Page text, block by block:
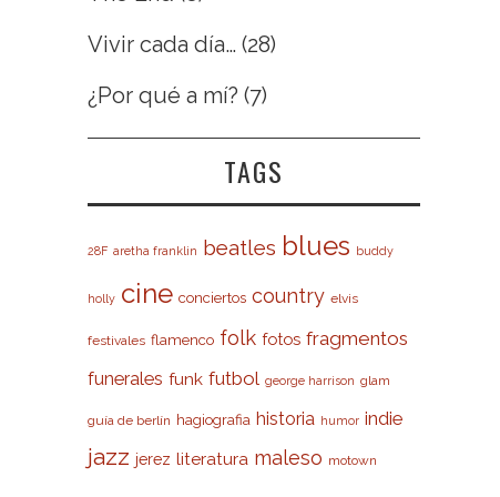
Vivir cada día… (28)
¿Por qué a mí? (7)
TAGS
28F aretha franklin beatles blues buddy
holly cine conciertos country elvis
festivales flamenco folk fotos fragmentos
funerales funk futbol george harrison glam
guía de berlín hagiografia historia humor indie
jazz jerez literatura maleso motown